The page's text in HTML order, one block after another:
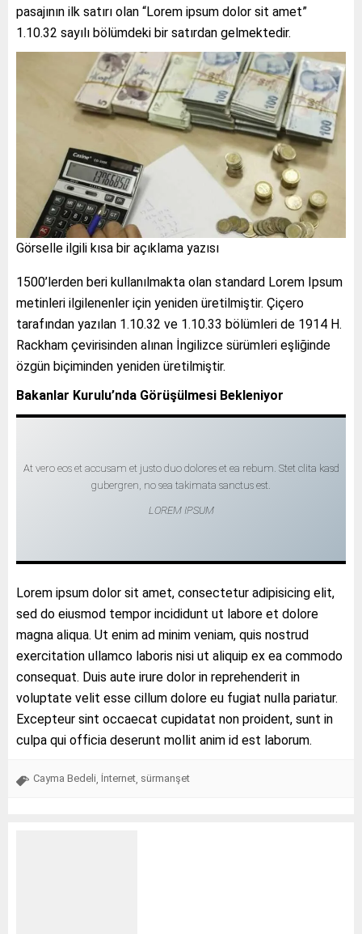
pasajının ilk satırı olan “Lorem ipsum dolor sit amet”
1.10.32 sayılı bölümdeki bir satırdan gelmektedir.
Görselle ilgili kısa bir açıklama yazısı
1500’lerden beri kullanılmakta olan standard Lorem Ipsum
metinleri ilgilenenler için yeniden üretilmiştir. Çiçero
tarafından yazılan 1.10.32 ve 1.10.33 bölümleri de 1914 H.
Rackham çevirisinden alınan İngilizce sürümleri eşliğinde
özgün biçiminden yeniden üretilmiştir.
Bakanlar Kurulu’nda Görüşülmesi Bekleniyor
At vero eos et accusam et justo duo dolores et ea rebum. Stet clita kasd
gubergren, no sea takimata sanctus est.
LOREM IPSUM
Lorem ipsum dolor sit amet, consectetur adipisicing elit,
sed do eiusmod tempor incididunt ut labore et dolore
magna aliqua. Ut enim ad minim veniam, quis nostrud
exercitation ullamco laboris nisi ut aliquip ex ea commodo
consequat. Duis aute irure dolor in reprehenderit in
voluptate velit esse cillum dolore eu fugiat nulla pariatur.
Excepteur sint occaecat cupidatat non proident, sunt in
culpa qui officia deserunt mollit anim id est laborum.
Cayma Bedeli İnternet sürmanşet